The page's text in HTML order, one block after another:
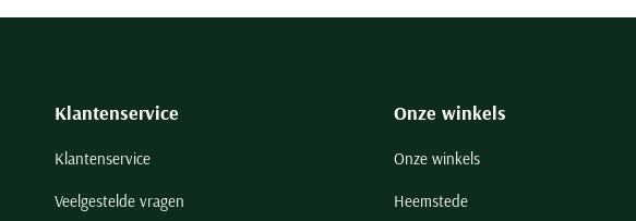
Klantenservice
Klantenservice
Veelgestelde vragen
Onze winkels
Onze winkels
Heemstede